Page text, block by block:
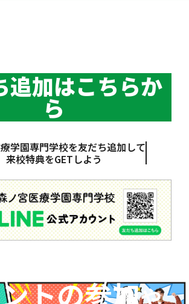
追加はこちらか
ら
学園専門学校を友だち追加して
来校特典をGETしよう
トの参加や